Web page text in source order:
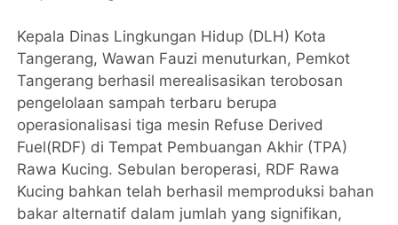
Kepala Dinas Lingkungan Hidup (DLH) Kota
Tangerang, Wawan Fauzi menuturkan, Pemkot
Tangerang berhasil merealisasikan terobosan
pengelolaan sampah terbaru berupa
operasionalisasi tiga mesin Refuse Derived
Fuel(RDF) di Tempat Pembuangan Akhir (TPA)
Rawa Kucing. Sebulan beroperasi, RDF Rawa
Kucing bahkan telah berhasil memproduksi bahan
bakar alternatif dalam jumlah yang signifikan,